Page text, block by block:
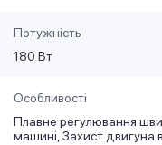
Потужність
180 Вт
Особливості
Плавне регулювання
машині, Захист двигуна